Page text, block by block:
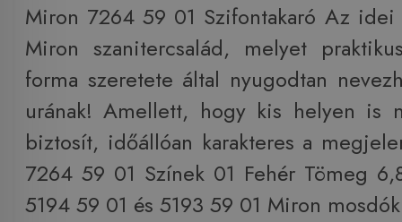
Miron 7264 59 01 Szifontakaró Az idei
Miron szanitercsalád, melyet
forma szeretete által nyugodtan
urának! Amellett, hogy kis helyen is
biztosít, időállóan karakteres a
7264 59 01 Színek 01 Fehér Tömeg
5194 59 01 és 5193 59 01 Miron